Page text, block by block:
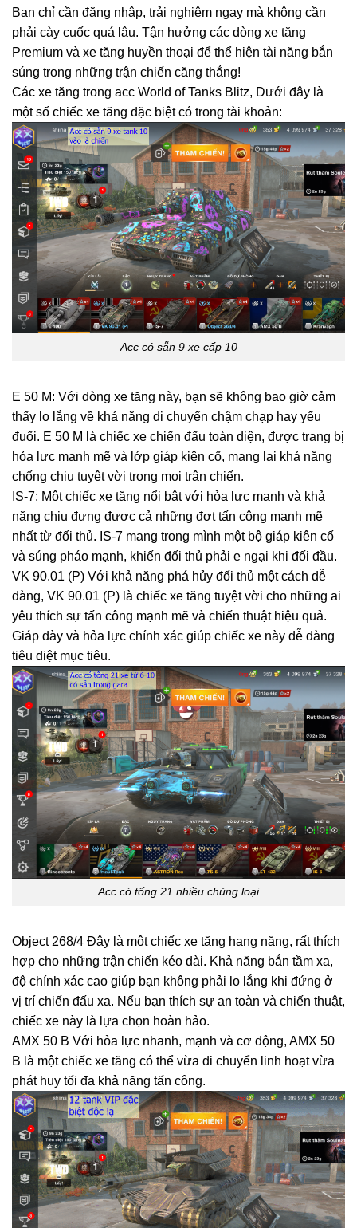
Bạn chỉ cần đăng nhập, trải nghiệm ngay mà không cần
phải cày cuốc quá lâu. Tận hưởng các dòng xe tăng
Premium và xe tăng huyền thoại để thể hiện tài năng bắn
súng trong những trận chiến căng thẳng!
Các xe tăng trong acc World of Tanks Blitz, Dưới đây là
một số chiếc xe tăng đặc biệt có trong tài khoản:
Acc có sẵn 9 xe cấp 10
E 50 M: Với dòng xe tăng này, bạn sẽ không bao giờ cảm
thấy lo lắng về khả năng di chuyển chậm chạp hay yếu
đuối. E 50 M là chiếc xe chiến đấu toàn diện, được trang bị
hỏa lực mạnh mẽ và lớp giáp kiên cố, mang lại khả năng
chống chịu tuyệt vời trong mọi trận chiến.
IS-7: Một chiếc xe tăng nổi bật với hỏa lực mạnh và khả
năng chịu đựng được cả những đợt tấn công mạnh mẽ
nhất từ đối thủ. IS-7 mang trong mình một bộ giáp kiên cố
và súng pháo mạnh, khiến đối thủ phải e ngại khi đối đầu.
VK 90.01 (P) Với khả năng phá hủy đối thủ một cách dễ
dàng, VK 90.01 (P) là chiếc xe tăng tuyệt vời cho những ai
yêu thích sự tấn công mạnh mẽ và chiến thuật hiệu quả.
Giáp dày và hỏa lực chính xác giúp chiếc xe này dễ dàng
tiêu diệt mục tiêu.
Acc có tổng 21 nhiều chủng loại
Object 268/4 Đây là một chiếc xe tăng hạng nặng, rất thích
hợp cho những trận chiến kéo dài. Khả năng bắn tầm xa,
độ chính xác cao giúp bạn không phải lo lắng khi đứng ở
vị trí chiến đấu xa. Nếu bạn thích sự an toàn và chiến thuật,
chiếc xe này là lựa chọn hoàn hảo.
AMX 50 B Với hỏa lực nhanh, mạnh và cơ động, AMX 50
B là một chiếc xe tăng có thể vừa di chuyển linh hoạt vừa
phát huy tối đa khả năng tấn công.